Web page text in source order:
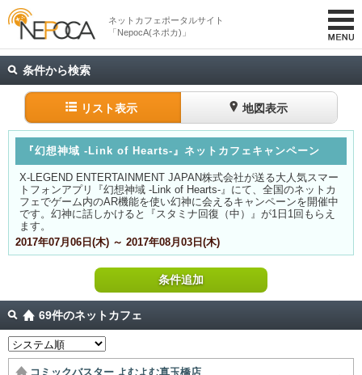
ネットカフェポータルサイト
「NepocA(ネポカ)」
条件から検索
リスト表示 地図表示
『幻想神域 -Link of Hearts-』ネットカフェキャンペーン
X-LEGEND ENTERTAINMENT JAPAN株式会社が送る大人気スマー
トフォンアプリ『幻想神域 -Link of Hearts-』にて、全国のネットカ
フェでゲーム内のAR機能を使い幻神に会えるキャンペーンを開催中
です。幻神に話しかけると『スタミナ回復（中）』が1日1回もらえ
ます。
2017年07月06日(木) ～ 2017年08月03日(木)
条件追加
69件のネットカフェ
コミックバスター よむよむ真玉橋店